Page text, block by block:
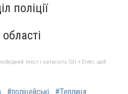
поліції
текст і натисніть Ctrl + Enter, щоб
#поліцейські
#Теплиця